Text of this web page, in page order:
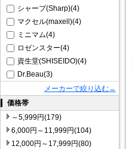
シャープ(Sharp)(4)
マクセル(maxell)(4)
ミニマム(4)
ロゼンスター(4)
資生堂(SHISEIDO)(4)
Dr.Beau(3)
メーカーで絞り込む→
価格帯
～5,999円(179)
6,000円～11,999円(104)
12,000円～17,999円(80)